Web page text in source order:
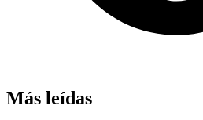
Más leídas